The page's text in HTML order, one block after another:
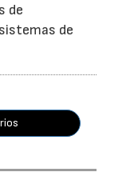
de
de